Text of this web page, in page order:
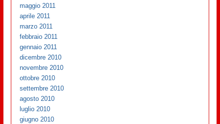
maggio 2011
aprile 2011
marzo 2011
febbraio 2011
gennaio 2011
dicembre 2010
novembre 2010
ottobre 2010
settembre 2010
agosto 2010
luglio 2010
giugno 2010